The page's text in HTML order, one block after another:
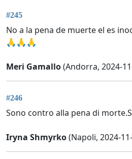
#245
No a la pena de muerte el es
🙏🙏🙏
Meri Gamallo(Andorra, 2024-
#246
Sono contro alla pena di
Iryna Shmyrko(Napoli, 2024-